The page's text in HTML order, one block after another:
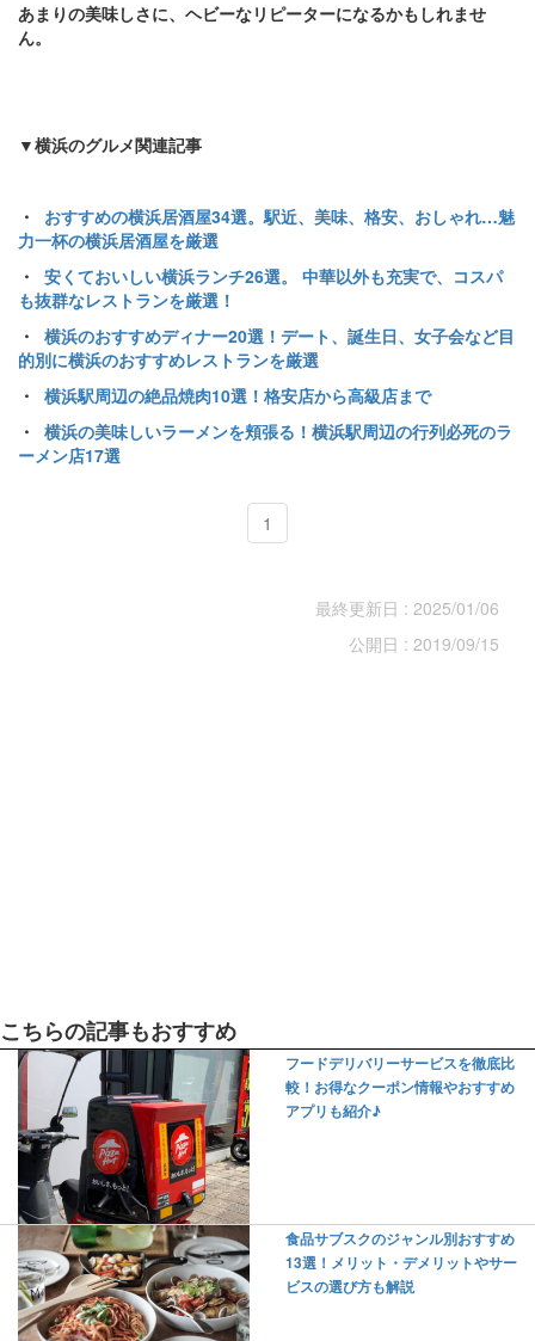
あまりの美味しさに、ヘビーなリピーターになるかもしれませ
ん。
▼横浜のグルメ関連記事
・ おすすめの横浜居酒屋34選。駅近、美味、格安、おしゃれ…魅
力一杯の横浜居酒屋を厳選
・ 安くておいしい横浜ランチ26選。 中華以外も充実で、コスパ
も抜群なレストランを厳選！
・ 横浜のおすすめディナー20選！デート、誕生日、女子会など目
的別に横浜のおすすめレストランを厳選
・ 横浜駅周辺の絶品焼肉10選！格安店から高級店まで
・ 横浜の美味しいラーメンを頬張る！横浜駅周辺の行列必死のラ
ーメン店17選
1
最終更新日 : 2025/01/06
公開日 : 2019/09/15
こちらの記事もおすすめ
フードデリバリーサービスを徹底比
較！お得なクーポン情報やおすすめ
アプリも紹介♪
食品サブスクのジャンル別おすすめ
13選！メリット・デメリットやサー
ビスの選び方も解説